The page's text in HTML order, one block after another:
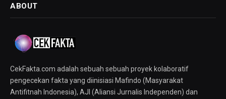
ABOUT
CekFakta.com adalah sebuah sebuah proyek kolaboratif
pengecekan fakta yang diinisiasi Mafindo (Masyarakat
Antifitnah Indonesia), AJI (Aliansi Jurnalis Independen) dan